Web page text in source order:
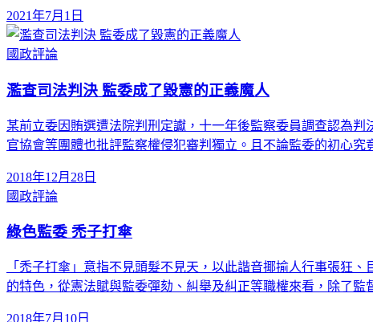
2021年7月1日
國政評論
濫查司法判決 監委成了毀憲的正義魔人
某前立委因賄選遭法院判刑定讞，十一年後監察委員調查認為
官協會等團體也批評監察權侵犯審判獨立。且不論監委的初心究
2018年12月28日
國政評論
綠色監委 禿子打傘
「禿子打傘」意指不見頭髮不見天，以此諧音揶揄人行事張狂
的特色，從憲法賦與監委彈劾、糾舉及糾正等職權來看，除了監
2018年7月10日